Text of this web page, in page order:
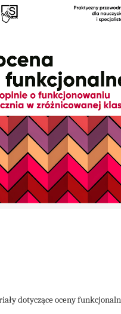
dotyczące oceny